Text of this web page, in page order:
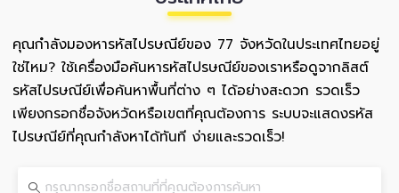
คุณกำลังมองหารหัสไปรษณีย์ของ 77 จังหวัดในประเทศไทยอยู่
ใช่ไหม? ใช้เครื่องมือค้นหารหัสไปรษณีย์ของเราหรือดูจากลิสต์
รหัสไปรษณีย์เพื่อค้นหาพื้นที่ต่าง ๆ ได้อย่างสะดวก รวดเร็ว
เพียงกรอกชื่อจังหวัดหรือเขตที่คุณต้องการ ระบบจะแสดงรหัส
ไปรษณีย์ที่คุณกำลังหาได้ทันที ง่ายและรวดเร็ว!